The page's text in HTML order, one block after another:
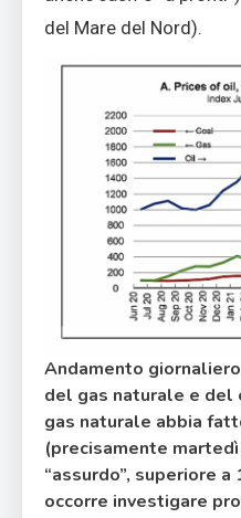
del Mare del Nord).
Andamento
del gas naturale e del
gas naturale abbia
(precisamente
“assurdo”, superiore
occorre investigare